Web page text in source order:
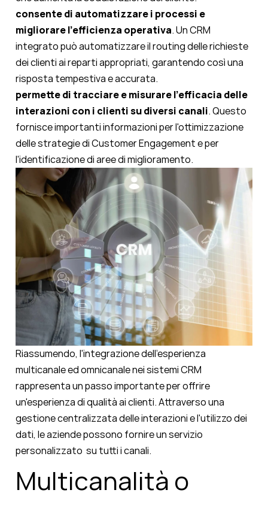
consente di automatizzare i processi e
migliorare l'efficienza operativa. Un CRM
integrato può automatizzare il routing delle richieste
dei clienti ai reparti appropriati, garantendo così una
risposta tempestiva e accurata.
permette di tracciare e misurare l'efficacia delle
interazioni con i clienti su diversi canali. Questo
fornisce importanti informazioni per l'ottimizzazione
delle strategie di Customer Engagement e per
l'identificazione di aree di miglioramento.
Riassumendo, l'integrazione dell'esperienza
multicanale ed omnicanale nei sistemi CRM
rappresenta un passo importante per offrire
un'esperienza di qualità ai clienti. Attraverso una
gestione centralizzata delle interazioni e l'utilizzo dei
dati, le aziende possono fornire un servizio
personalizzato su tutti i canali.
Multicanalità o